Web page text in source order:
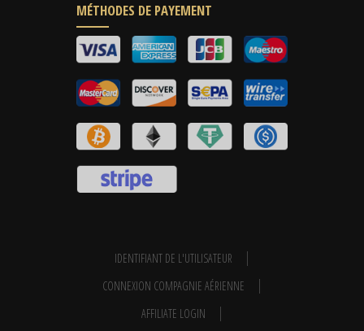
MÉTHODES DE PAYEMENT
IDENTIFIANT DE L'UTILISATEUR
CONNEXION COMPAGNIE AÉRIENNE
AFFILIATE LOGIN